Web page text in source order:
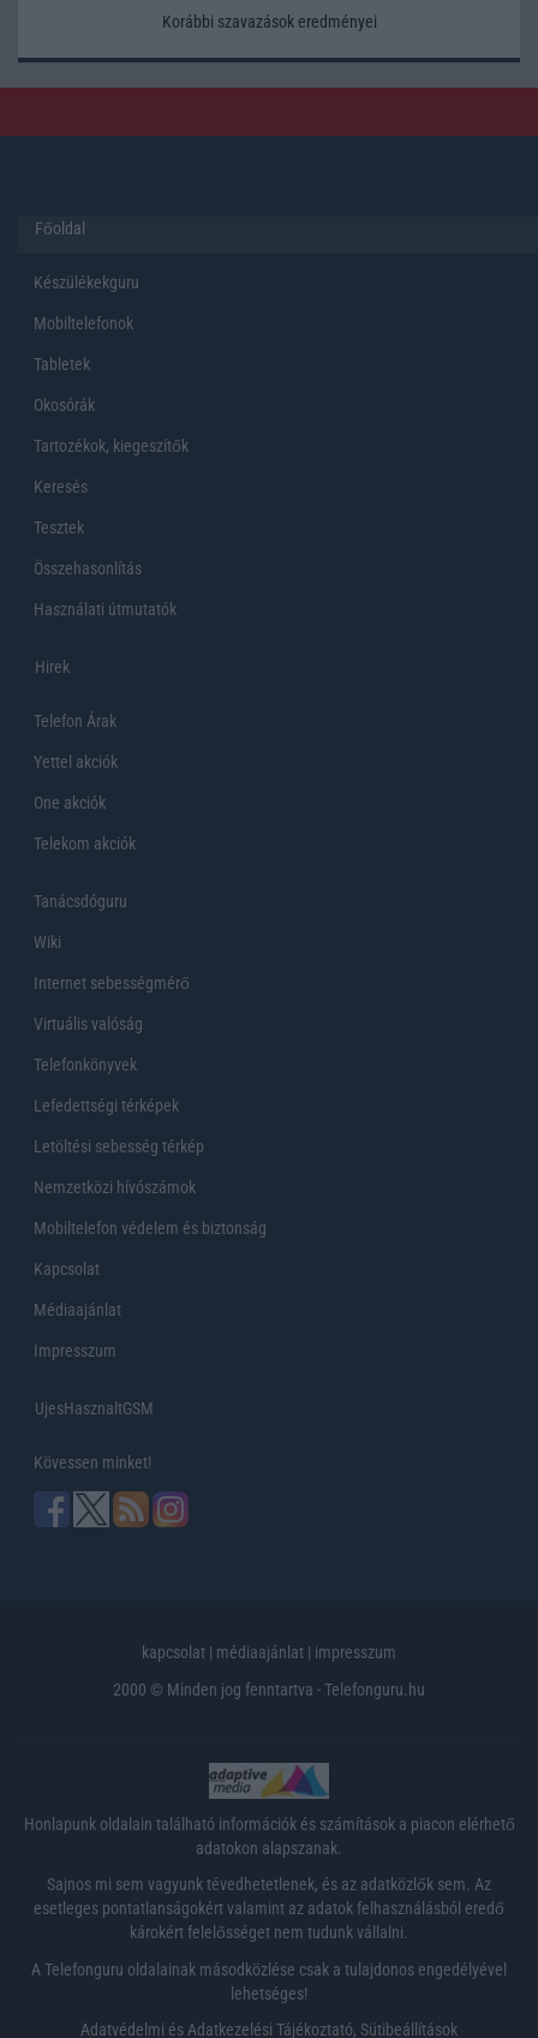
Korábbi szavazások eredményei
Főoldal
Készülékekguru
Mobiltelefonok
Tabletek
Okosórák
Tartozékok, kiegeszítők
Keresés
Tesztek
Összehasonlítás
Használati útmutatók
Hirek
Telefon Árak
Yettel akciók
One akciók
Telekom akciók
Tanácsdóguru
Wiki
Internet sebességmérő
Virtuális valóság
Telefonkönyvek
Lefedettségi térképek
Letöltési sebesség térkép
Nemzetközi hívószámok
Mobiltelefon védelem és biztonság
Kapcsolat
Médiaajánlat
Impresszum
UjesHasznaltGSM
Kövessen minket!
kapcsolat | médiaajánlat | impresszum
2000 © Minden jog fenntartva - Telefonguru.hu
Honlapunk oldalain található információk és számítások a piacon elérhető
adatokon alapszanak.
Sajnos mi sem vagyunk tévedhetetlenek, és az adatközlők sem. Az
esetleges pontatlanságokért valamint az adatok felhasználásból eredő
károkért felelősséget nem tudunk vállalni.
A Telefonguru oldalainak másodközlése csak a tulajdonos engedélyével
lehetséges!
Adatvédelmi és Adatkezelési Tájékoztató, Sütibeállítások